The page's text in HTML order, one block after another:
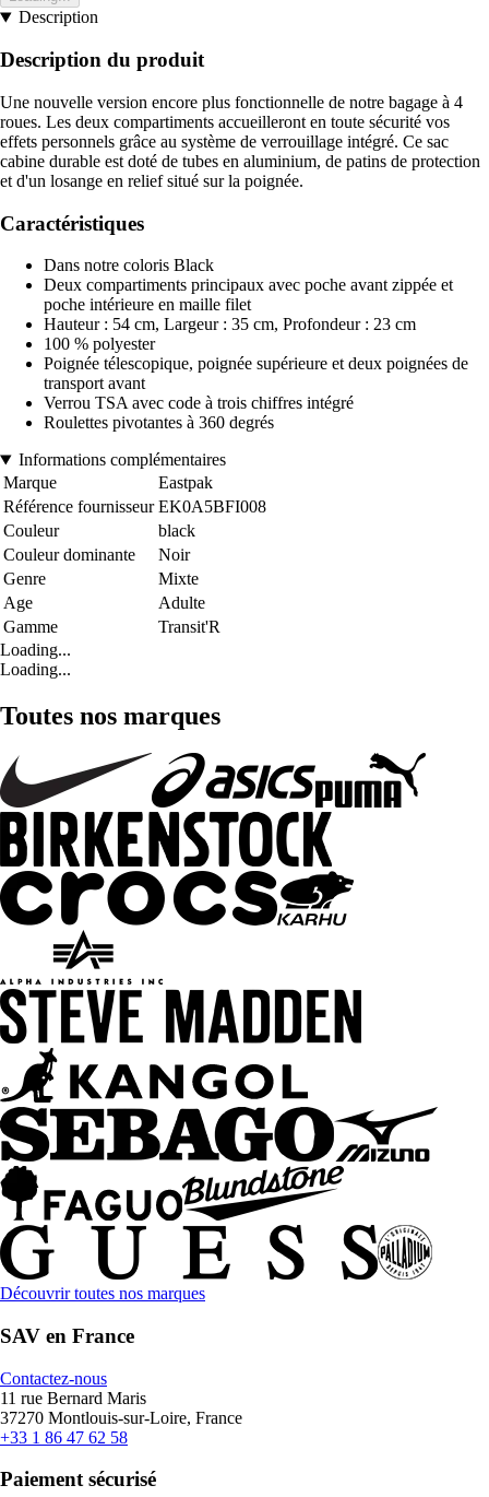
Description
Description du produit
Une nouvelle version encore plus fonctionnelle de notre bagage à 4
roues. Les deux compartiments accueilleront en toute sécurité vos
effets personnels grâce au système de verrouillage intégré. Ce sac
cabine durable est doté de tubes en aluminium, de patins de protection
et d'un losange en relief situé sur la poignée.
Caractéristiques
Dans notre coloris Black
Deux compartiments principaux avec poche avant zippée et
poche intérieure en maille filet
Hauteur : 54 cm, Largeur : 35 cm, Profondeur : 23 cm
100 % polyester
Poignée télescopique, poignée supérieure et deux poignées de
transport avant
Verrou TSA avec code à trois chiffres intégré
Roulettes pivotantes à 360 degrés
Informations complémentaires
Marque
Eastpak
Référence fournisseur EK0A5BFI008
Couleur
black
Couleur dominante
Noir
Genre
Mixte
Age
Adulte
Gamme
Transit'R
Loading...
Loading...
Toutes nos marques
Découvrir toutes nos marques
SAV en France
Contactez-nous
11 rue Bernard Maris
37270 Montlouis-sur-Loire, France
+33 1 86 47 62 58
Paiement sécurisé